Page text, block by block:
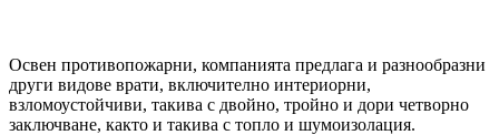
Освен противопожарни, компанията предлага и разнообразни
други видове врати, включително интериорни,
взломоустойчиви, такива с двойно, тройно и дори четворно
заключване, както и такива с топло и шумоизолация.